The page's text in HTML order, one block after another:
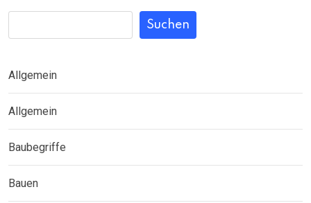
Suchen
Allgemein
Allgemein
Baubegriffe
Bauen